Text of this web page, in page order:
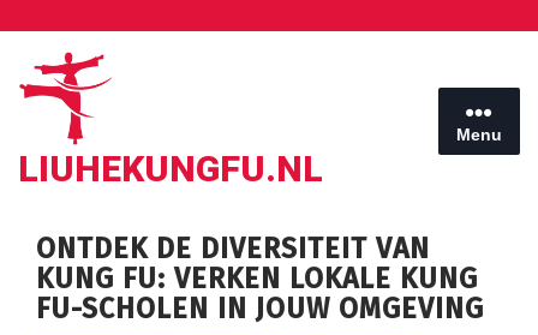
inhoud
LIUHEKUNGFU.NL
Menu
ONTDEK DE DIVERSITEIT VAN
KUNG FU: VERKEN LOKALE KUNG
FU-SCHOLEN IN JOUW OMGEVING